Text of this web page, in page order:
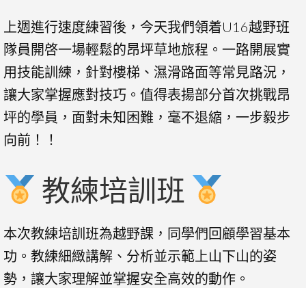
上週進行速度練習後，今天我們領着U16越野班
隊員開啓一場輕鬆的昂坪草地旅程。一路開展實
用技能訓練，針對樓梯、濕滑路面等常見路況，
讓大家掌握應對技巧。值得表揚部分首次挑戰昂
坪的學員，面對未知困難，毫不退縮，一步毅步
向前！！
教練培訓班
本次教練培訓班為越野課，同學們回顧學習基本
功。教練細緻講解、分析並示範上山下山的姿
勢，讓大家理解並掌握安全高效的動作。